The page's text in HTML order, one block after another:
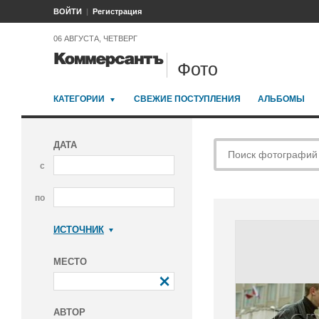
ВОЙТИ Регистрация
06 АВГУСТА, ЧЕТВЕРГ
Фото
КАТЕГОРИИ СВЕЖИЕ ПОСТУПЛЕНИЯ АЛЬБОМЫ
ДАТА
с
по
ИСТОЧНИК
МЕСТО
АВТОР